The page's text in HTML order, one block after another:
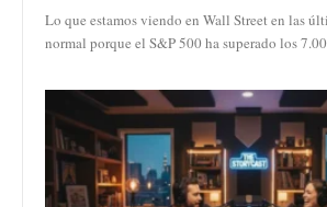
Lo que estamos viendo en Wall Street en las
normal porque el S&P 500 ha superado los